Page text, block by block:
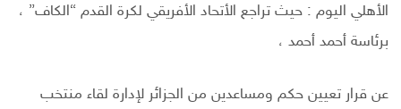
الأهلي اليوم : حيث تراجع الأتحاد الأفريقي لكرة القدم “الكاف” ،
برئاسة أحمد أحمد ،
عن قرار تعيين حكم ومساعدين من الجزائر لإدارة لقاء منتخب